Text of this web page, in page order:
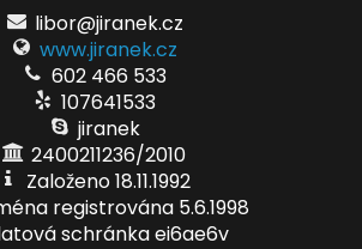
libor@jiranek.cz
www.jiranek.cz
602 466 533
107641533
jiranek
2400211236/2010
Založeno 18.11.1992
registrována 5.6.1998
schránka ei6ae6v